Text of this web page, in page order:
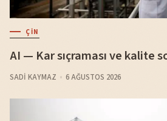
ÇIN
AI — Kar sıçraması ve kalite
SADI KAYMAZ 6 AĞUSTOS 2026